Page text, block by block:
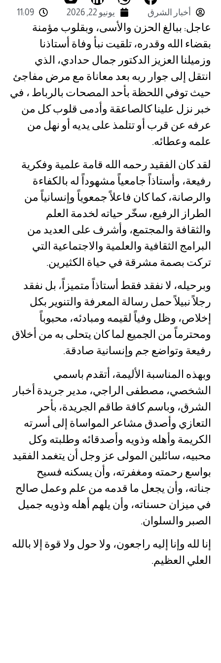
أخبار الشرق يونيو 22, 2026 11:09
عاجل: ببالغ الحزن والأسى، وبقلوب مؤمنة
بقضاء الله وقدره، تلقيت نبأ وفاة أستاذنا
وزميلنا العزيز الدكتور جمال حدادي، الذي
انتقل إلى جوار ربه بعد معاناة مع مرض مفاجئ
حيث توفي اللحظة بأحد المصحات بالرباط ، في
خبر نزل علينا كالصاعقة وأدمى قلوب كل من
عرفه عن قرب أو تتلمذ على يديه أو نهل من
علمه وعطائه.
لقد كان الفقيد رحمه الله قامة علمية وفكرية
رفيعة، وأستاذاً جامعياً مشهوداً له بالكفاءة
والرصانة، كما كان فاعلاً جمعوياً وإنسانياً من
الطراز الرفيع، سخّر حياته لخدمة العلم
والثقافة والمجتمع، وأشرف على العديد من
البرامج الثقافية والعلمية والاجتماعية التي
تركت بصمة مشرقة في حياة الكثيرين.
وبرحيله، لا نفقد فقط أستاذاً متميزاً، بل نفقد
رجلاً نبيلاً حمل رسالة المعرفة والتنوير بكل
إخلاص، وظل وفياً لقيمه ومبادئه، محبوباً
ومحترماً من الجميع لما كان يتحلى به من أخلاق
رفيعة وتواضع جم وإنسانية صادقة.
وبهذه المناسبة الأليمة، أتقدم باسمي
الشخصي، مصطفى الراجي، مدير جريدة أخبار
الشرق، وباسم كافة طاقم الجريدة، بأحر
التعازي وأصدق مشاعر المواساة إلى أسرته
الكريمة وأهله وذويه وأصدقائه وطلبته وكل
محبيه، سائلين المولى عز وجل أن يتغمد الفقيد
بواسع رحمته ومغفرته، وأن يسكنه فسيح
جناته، وأن يجعل ما قدمه من علم وعمل صالح
في ميزان حسناته، وأن يلهم أهله وذويه جميل
الصبر والسلوان.
إنا لله وإنا إليه راجعون، ولا حول ولا قوة إلا بالله
العلي العظيم.